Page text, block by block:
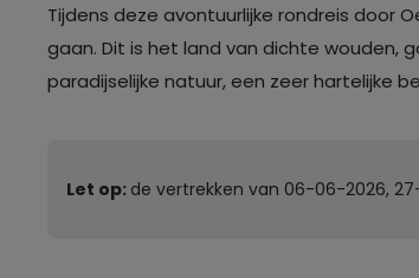
Tijdens deze avontuurlijke rondreis door
gaan. Dit is het land van dichte wouden,
paradijselijke natuur, een zeer hartelijke
Let op: de vertrekken van 06-06-2026,